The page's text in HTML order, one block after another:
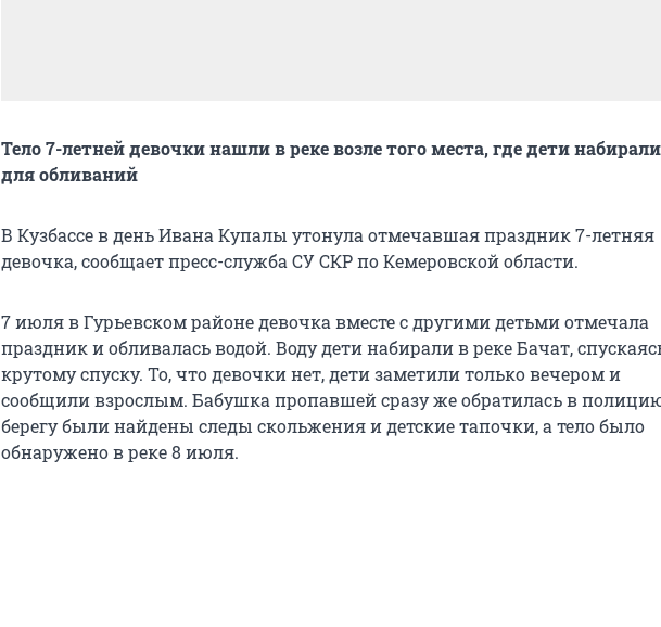
Тело 7-летней девочки нашли в реке возле того места, где дети
для обливаний
В Кузбассе в день Ивана Купалы утонула отмечавшая праздник 7-летняя
девочка, сообщает пресс-служба СУ СКР по Кемеровской области.
7 июля в Гурьевском районе девочка вместе с другими детьми отмечала
праздник и обливалась водой. Воду дети набирали в реке Бачат,
крутому спуску. То, что девочки нет, дети заметили только вечером и
сообщили взрослым. Бабушка пропавшей сразу же обратилась в
берегу были найдены следы скольжения и детские тапочки, а тело было
обнаружено в реке 8 июля.